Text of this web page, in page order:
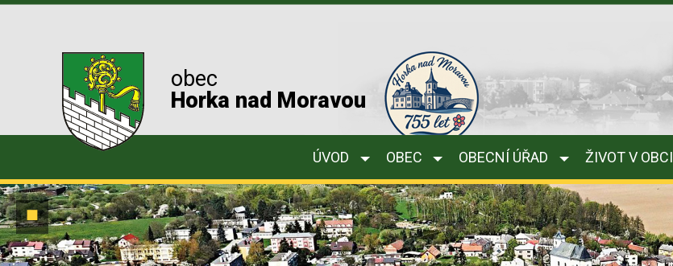
obec
Horka nad Moravou
ÚVOD OBEC OBECNÍ ÚŘAD ŽIVOT V OBCI
Zastavit
animaci
￭